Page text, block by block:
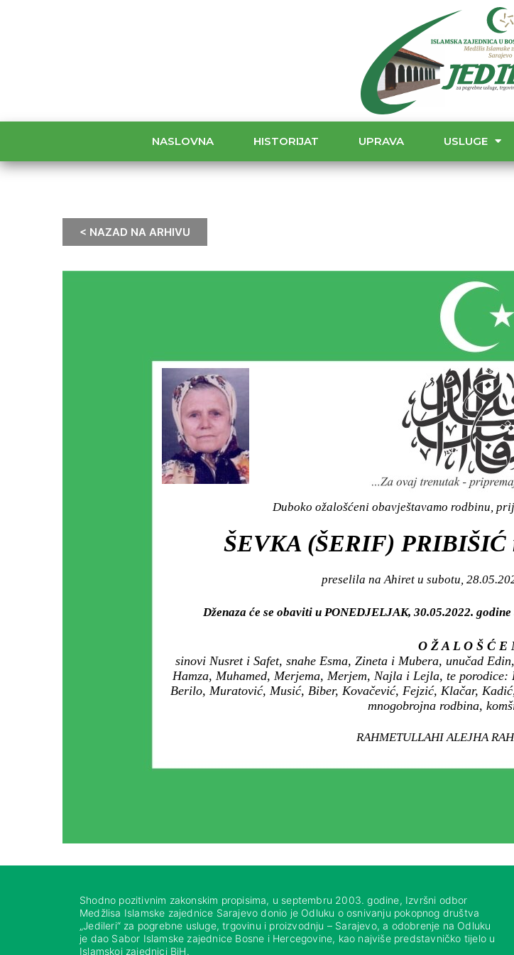
NASLOVNA HISTORIJAT UPRAVA USLUGE
< NAZAD NA ARHIVU
Duboko ožalošćeni obavještavamo rodbinu,
ŠEVKA (ŠERIF)
preselila na Ahiret u subotu,
Dženaza će se obaviti u PONEDJELJAK, 30.05.2022.
O Ž A L O Š Ć E
sinovi Nusret i Safet, snahe Esma, Zineta i Mubera, unučad
Hamza, Muhamed, Merjema, Merjem, Najla i Lejla, te
Berilo, Muratović, Musić, Biber, Kovačević, Fejzić, Klačar,
mnogobrojna rodbina,
RAHMETULLAHI ALEJHA
Shodno pozitivnim zakonskim propisima, u septembru 2003. godine, Izvršni odbor
Medžlisa Islamske zajednice Sarajevo donio je Odluku o osnivanju pokopnog društva
„Jedileri“ za pogrebne usluge, trgovinu i proizvodnju – Sarajevo, a odobrenje na Odluku
je dao Sabor Islamske zajednice Bosne i Hercegovine, kao najviše predstavničko tijelo u
Islamskoj zajednici BiH.